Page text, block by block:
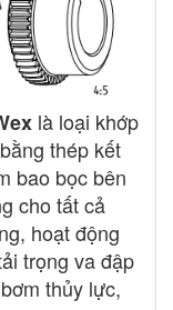
là loại khớp
thép kết
bao bọc bên
cho tất cả
hoạt động
trọng va đập
thủy lực,